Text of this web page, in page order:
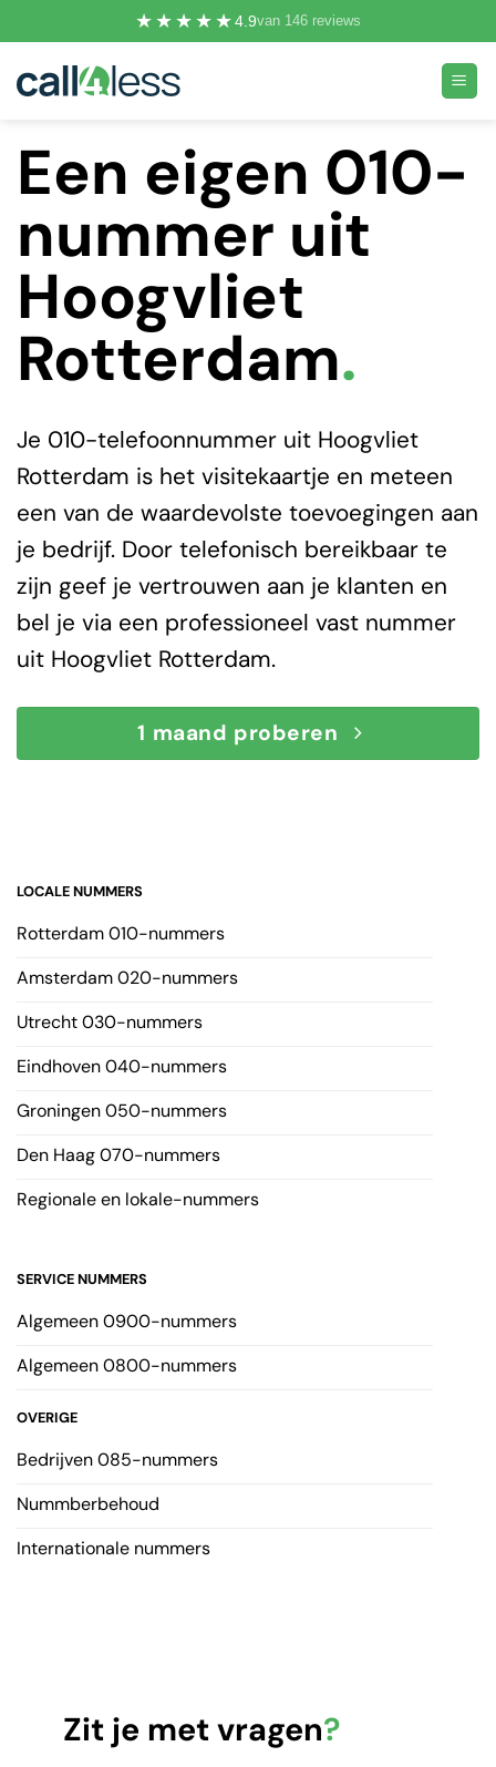
naar
inhoud
★★★★★4.9van 146 reviews
Een eigen 010-
nummer uit
Hoogvliet
Rotterdam.
Je 010-telefoonnummer uit Hoogvliet
Rotterdam is het visitekaartje en meteen
een van de waardevolste toevoegingen aan
je bedrijf. Door telefonisch bereikbaar te
zijn geef je vertrouwen aan je klanten en
bel je via een professioneel vast nummer
uit Hoogvliet Rotterdam.
1 maand proberen
LOCALE NUMMERS
Rotterdam 010-nummers
Amsterdam 020-nummers
Utrecht 030-nummers
Eindhoven 040-nummers
Groningen 050-nummers
Den Haag 070-nummers
Regionale en lokale-nummers
SERVICE NUMMERS
Algemeen 0900-nummers
Algemeen 0800-nummers
OVERIGE
Bedrijven 085-nummers
Nummberbehoud
Internationale nummers
Zit je met vragen?